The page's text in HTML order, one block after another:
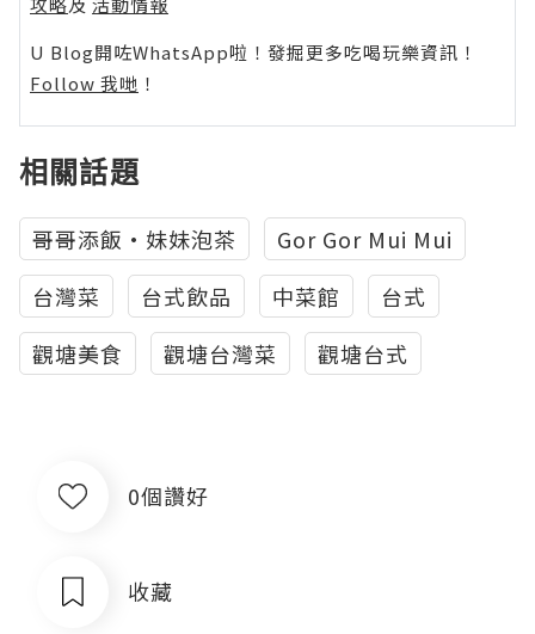
U Blog開咗WhatsApp啦！發掘更多吃喝玩樂資訊！
Follow 我哋 ！
相關話題
哥哥添飯•妹妹泡茶
Gor Gor Mui Mui
台灣菜
台式飲品 中菜館
台式
觀塘美食
觀塘台灣菜 觀塘台式
0個讚好
收藏